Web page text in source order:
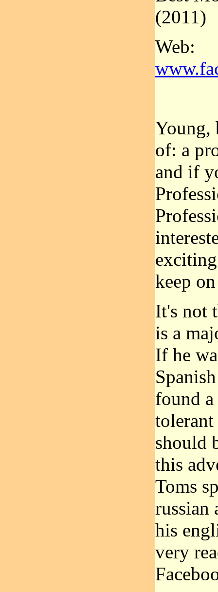
(2011)
Web:
Young,
of: a
and if
keep
It's not
is a
If he
found
should
this
Toms
russian
his
very